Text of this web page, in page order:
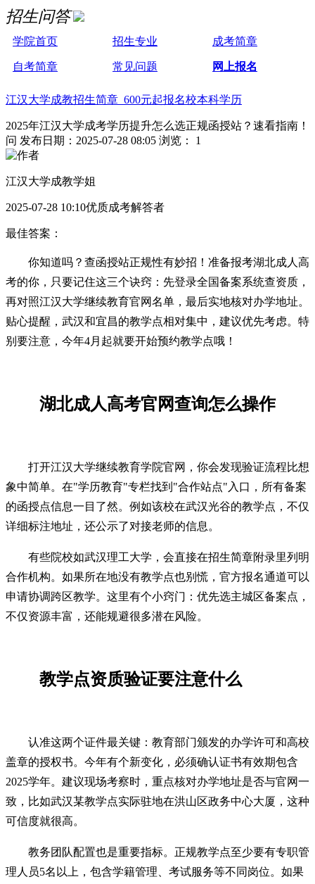
招生问答
学院首页 招生专业 成考简章
自考简章 常见问题 网上报名
江汉大学成教招生简章 600元起报名校本科学历
2025年江汉大学成考学历提升怎么选正规函授站？速看指南！
问 发布日期：2025-07-28 08:05 浏览： 1
江汉大学成教学姐
2025-07-28 10:10优质成考解答者
最佳答案：
你知道吗？查函授站正规性有妙招！准备报考湖北成人高
考的你，只要记住这三个诀窍：先登录全国备案系统查资质，
再对照江汉大学继续教育官网名单，最后实地核对办学地址。
贴心提醒，武汉和宜昌的教学点相对集中，建议优先考虑。特
别要注意，今年4月起就要开始预约教学点哦！
湖北成人高考官网查询怎么操作
打开江汉大学继续教育学院官网，你会发现验证流程比想
象中简单。在"学历教育"专栏找到"合作站点"入口，所有备案
的函授点信息一目了然。例如该校在武汉光谷的教学点，不仅
详细标注地址，还公示了对接老师的信息。
有些院校如武汉理工大学，会直接在招生简章附录里列明
合作机构。如果所在地没有教学点也别慌，官方报名通道可以
申请协调跨区教学。这里有个小窍门：优先选主城区备案点，
不仅资源丰富，还能规避很多潜在风险。
教学点资质验证要注意什么
认准这两个证件最关键：教育部门颁发的办学许可和高校
盖章的授权书。今年有个新变化，必须确认证书有效期包含
2025学年。建议现场考察时，重点核对办学地址是否与官网一
致，比如武汉某教学点实际驻地在洪山区政务中心大厦，这种
可信度就很高。
教务团队配置也是重要指标。正规教学点至少要有专职管
理人员5名以上，包含学籍管理、考试服务等不同岗位。如果